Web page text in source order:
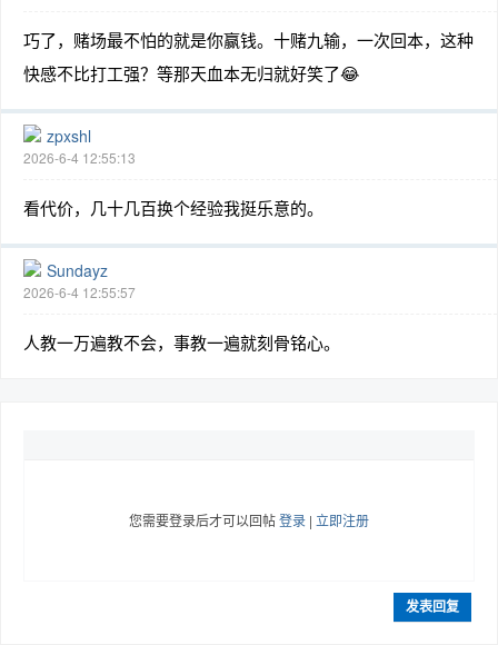
巧了，赌场最不怕的就是你赢钱。十赌九输，一次回本，这种
快感不比打工强？等那天血本无归就好笑了😂
zpxshl
2026-6-4 12:55:13
看代价，几十几百换个经验我挺乐意的。
Sundayz
2026-6-4 12:55:57
人教一万遍教不会，事教一遍就刻骨铭心。
您需要登录后才可以回帖登录 | 立即注册
发表回复